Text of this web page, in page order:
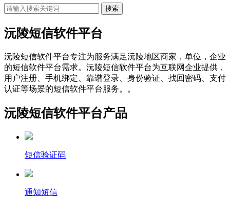
搜索
沅陵短信软件平台
沅陵短信软件平台专注为服务满足沅陵地区商家，单位，企业
的短信软件平台需求。沅陵短信软件平台为互联网企业提供，
用户注册、手机绑定、靠谱登录、身份验证、找回密码、支付
认证等场景的短信软件平台服务。。
沅陵短信软件平台产品
短信验证码
通知短信